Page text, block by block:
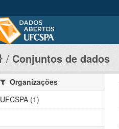
Conjuntos de dados
Organizações
UFCSPA (1)